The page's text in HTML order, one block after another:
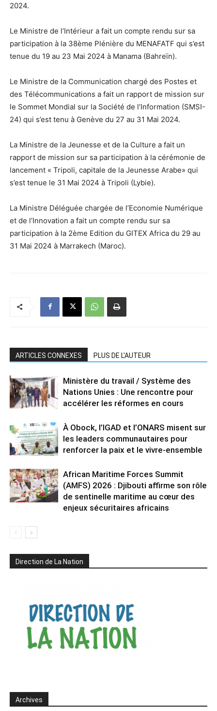
2024.
Le Ministre de l’Intérieur a fait un compte rendu sur sa
participation à la 38ème Plénière du MENAFATF qui s’est
tenue du 19 au 23 Mai 2024 à Manama (Bahreïn).
Le Ministre de la Communication chargé des Postes et
des Télécommunications a fait un rapport de mission sur
le Sommet Mondial sur la Société de l’Information (SMSI-
24) qui s’est tenu à Genève du 27 au 31 Mai 2024.
La Ministre de la Jeunesse et de la Culture a fait un
rapport de mission sur sa participation à la cérémonie de
lancement « Tripoli, capitale de la Jeunesse Arabe» qui
s’est tenue le 31 Mai 2024 à Tripoli (Lybie).
La Ministre Déléguée chargée de l’Economie Numérique
et de l’Innovation a fait un compte rendu sur sa
participation à la 2ème Edition du GITEX Africa du 29 au
31 Mai 2024 à Marrakech (Maroc).
ARTICLES CONNEXES PLUS DE L'AUTEUR
Ministère du travail / Système des
Nations Unies : Une rencontre pour
accélérer les réformes en cours
À Obock, l’IGAD et l’ONARS misent sur
les leaders communautaires pour
renforcer la paix et le vivre-ensemble
African Maritime Forces Summit
(AMFS) 2026 : Djibouti affirme son rôle
de sentinelle maritime au cœur des
enjeux sécuritaires africains
Direction de La Nation
Archives